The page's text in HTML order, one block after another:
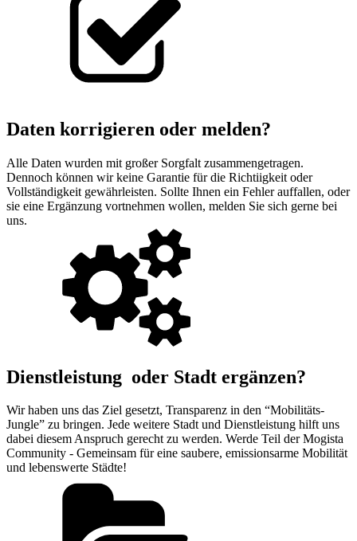
Daten korrigieren oder melden?
Alle Daten wurden mit großer Sorgfalt zusammengetragen.
Dennoch können wir keine Garantie für die Richtiigkeit oder
Vollständigkeit gewährleisten. Sollte Ihnen ein Fehler auffallen, oder
sie eine Ergänzung vortnehmen wollen, melden Sie sich gerne bei
uns.
Dienstleistung oder Stadt ergänzen?
Wir haben uns das Ziel gesetzt, Transparenz in den “Mobilitäts-
Jungle” zu bringen. Jede weitere Stadt und Dienstleistung hilft uns
dabei diesem Anspruch gerecht zu werden. Werde Teil der Mogista
Community - Gemeinsam für eine saubere, emissionsarme Mobilität
und lebenswerte Städte!